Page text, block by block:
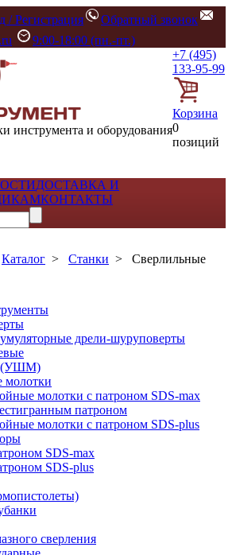
/ Регистрация
Обратный звонок
9:00-18:00 (пн.-пт.)
инструмента и оборудования
+7 (495)
133-95-99
Корзина
0
позиций
ДОСТАВКА И
КОНТАКТЫ
Каталог > Станки > Сверлильные
дрели-шуруповерты
(УШМ)
молотки
молотки с патроном SDS-max
патроном
молотки с патроном SDS-plus
SDS-max
SDS-plus
сверления